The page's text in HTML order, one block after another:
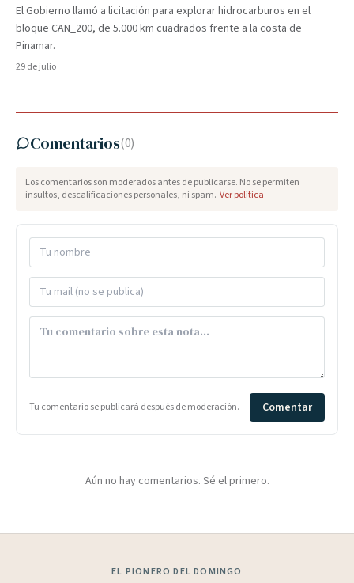
El Gobierno llamó a licitación para explorar hidrocarburos en el
bloque CAN_200, de 5.000 km cuadrados frente a la costa de
Pinamar.
29 de julio
Comentarios(0)
Los comentarios son moderados antes de publicarse. No se permiten
insultos, descalificaciones personales, ni spam. Ver política
Tu comentario se publicará después de moderación. Comentar
Aún no hay comentarios. Sé el primero.
EL PIONERO DEL DOMINGO